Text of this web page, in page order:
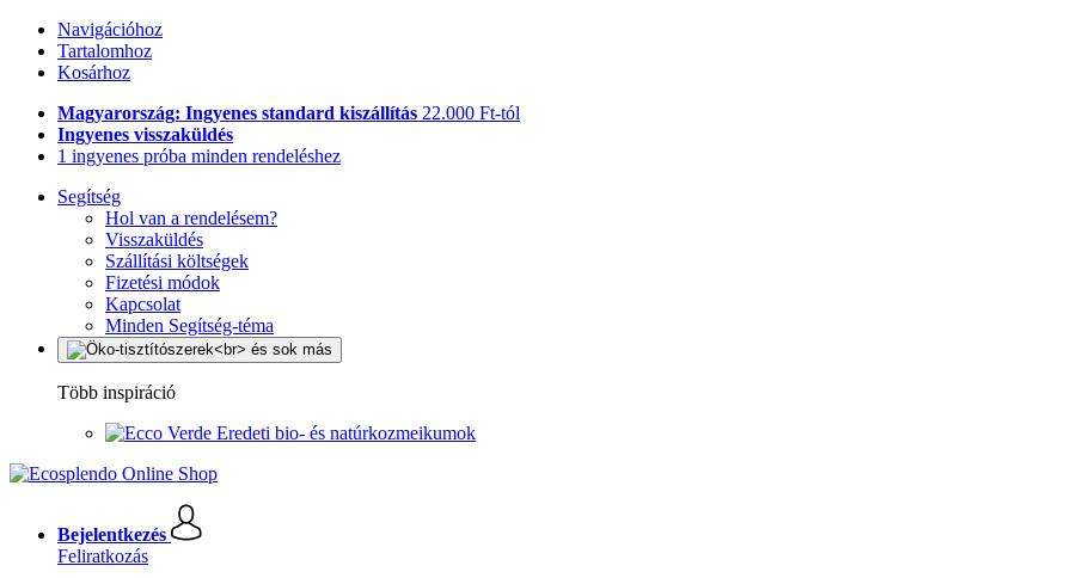
Navigációhoz
Tartalomhoz
Kosárhoz
Magyarország: Ingyenes standard kiszállítás 22.000 Ft-tól
Ingyenes visszaküldés
1 ingyenes próba minden rendeléshez
Segítség
Hol van a rendelésem?
Visszaküldés
Szállítási költségek
Fizetési módok
Kapcsolat
Minden Segítség-téma
Több inspiráció
Eredeti bio- és natúrkozmeikumok
Bejelentkezés
Feliratkozás